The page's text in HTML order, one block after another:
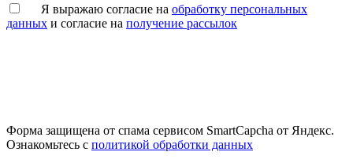
Я выражаю согласие на обработку персональных
данных и согласие на получение рассылок
Форма защищена от спама сервисом SmartCapcha от Яндекс.
Ознакомьтесь с политикой обработки данных